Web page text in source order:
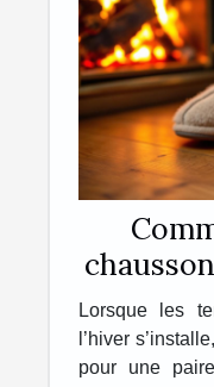
Lorsque les
l’hiver
pour une